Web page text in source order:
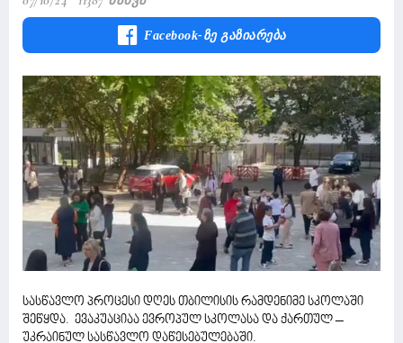
Facebook-Ზე Გაზიარება
სასწავლო პროცესი დღეს თბილისის რამდენიმე სკოლაში
შეწყდა. ევაკუაციაა ევროპულ სკოლასა და ქართულ –
უკრაინულ სასწავლო დაწესებულებაში.